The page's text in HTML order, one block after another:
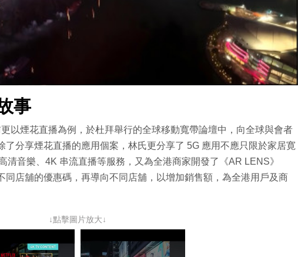
事
以煙花直播為例，於杜拜舉行的全球移動寬帶論壇中，向全球與會者
了分享煙花直播的應用個案，林氏更分享了 5G 應用不應只限於家居寛
清音樂、4K 串流直播等服務，又為全港商家開發了《AR LENS》
同店舖的優惠碼，再導向不同店舖，以增加銷售額，為全港用戶及商
↓點擊圖片放大↓